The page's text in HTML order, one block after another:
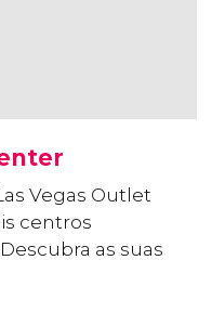
Vegas Outlet
centros
as suas